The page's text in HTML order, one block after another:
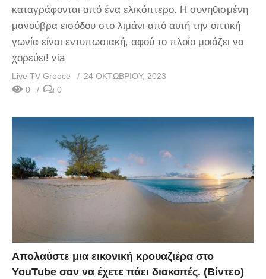
καταγράφονται από ένα ελικόπτερο. Η συνηθισμένη
μανούβρα εισόδου στο λιμάνι από αυτή την οπτική
γωνία είναι εντυπωσιακή, αφού το πλοίο μοιάζει να
χορεύει! via
Live TV Greece
24 ΟΚΤΩΒΡΊΟΥ, 2023
0
0
Απολαύστε μια εικονική κρουαζιέρα στο
YouTube σαν να έχετε πάει διακοπές. (Βίντεο)